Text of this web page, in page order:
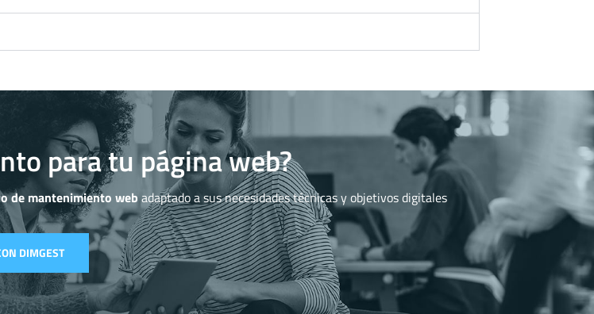
para tu página web?
de mantenimiento webadaptado a sus necesidades técnicas y objetivos digitales
DIMGEST